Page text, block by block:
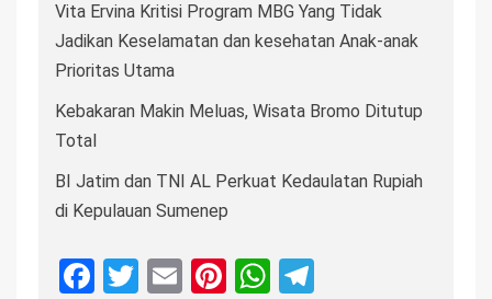
Vita Ervina Kritisi Program MBG Yang Tidak
Jadikan Keselamatan dan kesehatan Anak-anak
Prioritas Utama
Kebakaran Makin Meluas, Wisata Bromo Ditutup
Total
BI Jatim dan TNI AL Perkuat Kedaulatan Rupiah
di Kepulauan Sumenep
Facebook
Twitter
EmailPinterest
WhatsApp